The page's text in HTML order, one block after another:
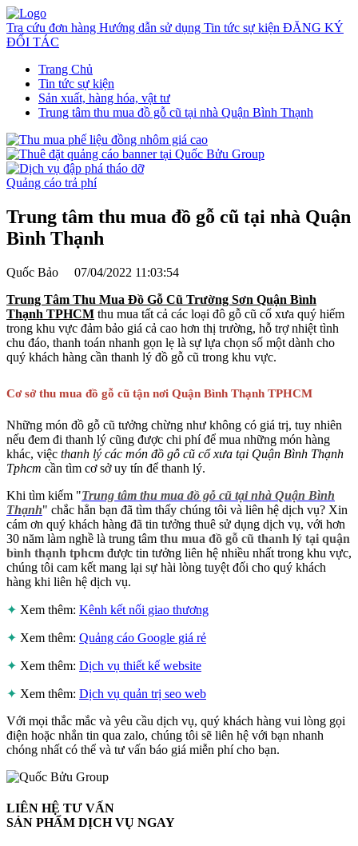
Tra cứu đơn hàng Hướng dẫn sử dụng Tin tức sự kiện ĐĂNG KÝ
ĐỐI TÁC
Trang Chủ
Tin tức sự kiện
Sản xuất, hàng hóa, vật tư
Trung tâm thu mua đồ gỗ cũ tại nhà Quận Bình Thạnh
Quảng cáo trả phí
Trung tâm thu mua đồ gỗ cũ tại nhà Quận
Bình Thạnh
Quốc Bảo 07/04/2022 11:03:54
Trung Tâm Thu Mua Đồ Gỗ Cũ Trường Sơn Quận Bình
Thạnh TPHCM thu mua tất cả các loại đô gỗ cũ cổ xưa quý hiếm
trong khu vực đảm bảo giá cả cao hơn thị trường, hỗ trợ nhiệt tình
chu đáo, thanh toán nhanh gọn lẹ là sự lựa chọn số một dành cho
quý khách hàng cần thanh lý đồ gỗ cũ trong khu vực.
Cơ sở thu mua đồ gỗ cũ tận nơi Quận Bình Thạnh TPHCM
Những món đồ gỗ cũ tưởng chừng như không có giá trị, tuy nhiên
nếu đem đi thanh lý cũng được chi phí để mua những món hàng
khác, việc thanh lý các món đồ gỗ cũ cổ xưa tại Quận Bình Thạnh
Tphcm cần tìm cơ sở uy tín để thanh lý.
Khi tìm kiếm "Trung tâm thu mua đồ gỗ cũ tại nhà Quận Bình
Thạnh" chắc hẳn bạn đã tìm thấy chúng tôi và liên hệ dịch vụ? Xin
cám ơn quý khách hàng đã tin tưởng thuê sử dụng dịch vụ, với hơn
30 năm làm nghề là trung tâm thu mua đồ gỗ cũ thanh lý tại quận
bình thạnh tphcm được tin tưởng liên hệ nhiều nhất trong khu vực,
chúng tôi cam kết mang lại sự hài lòng tuyệt đối cho quý khách
hàng khi liên hệ dịch vụ.
✦ Xem thêm: Kênh kết nối giao thương
✦ Xem thêm: Quảng cáo Google giá rẻ
✦ Xem thêm: Dịch vụ thiết kế website
✦ Xem thêm: Dịch vụ quản trị seo web
Với mọi thắc mắc và yêu cầu dịch vụ, quý khách hàng vui lòng gọi
điện hoặc nhắn tin qua zalo, chúng tôi sẽ liên hệ với bạn nhanh
chóng nhất có thể và tư vấn báo giá miễn phí cho bạn.
LIÊN HỆ TƯ VẤN
SẢN PHẨM DỊCH VỤ NGAY